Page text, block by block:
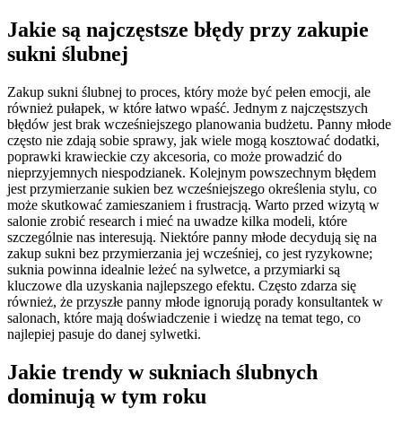
Jakie są najczęstsze błędy przy zakupie
sukni ślubnej
Zakup sukni ślubnej to proces, który może być pełen emocji, ale
również pułapek, w które łatwo wpaść. Jednym z najczęstszych
błędów jest brak wcześniejszego planowania budżetu. Panny młode
często nie zdają sobie sprawy, jak wiele mogą kosztować dodatki,
poprawki krawieckie czy akcesoria, co może prowadzić do
nieprzyjemnych niespodzianek. Kolejnym powszechnym błędem
jest przymierzanie sukien bez wcześniejszego określenia stylu, co
może skutkować zamieszaniem i frustracją. Warto przed wizytą w
salonie zrobić research i mieć na uwadze kilka modeli, które
szczególnie nas interesują. Niektóre panny młode decydują się na
zakup sukni bez przymierzania jej wcześniej, co jest ryzykowne;
suknia powinna idealnie leżeć na sylwetce, a przymiarki są
kluczowe dla uzyskania najlepszego efektu. Często zdarza się
również, że przyszłe panny młode ignorują porady konsultantek w
salonach, które mają doświadczenie i wiedzę na temat tego, co
najlepiej pasuje do danej sylwetki.
Jakie trendy w sukniach ślubnych
dominują w tym roku